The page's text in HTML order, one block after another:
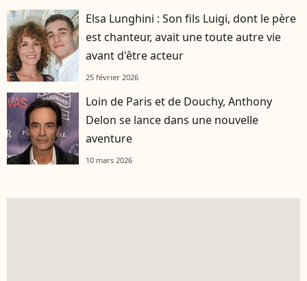
Elsa Lunghini : Son fils Luigi, dont le père
est chanteur, avait une toute autre vie
avant d'être acteur
25 février 2026
Loin de Paris et de Douchy, Anthony
Delon se lance dans une nouvelle
aventure
10 mars 2026